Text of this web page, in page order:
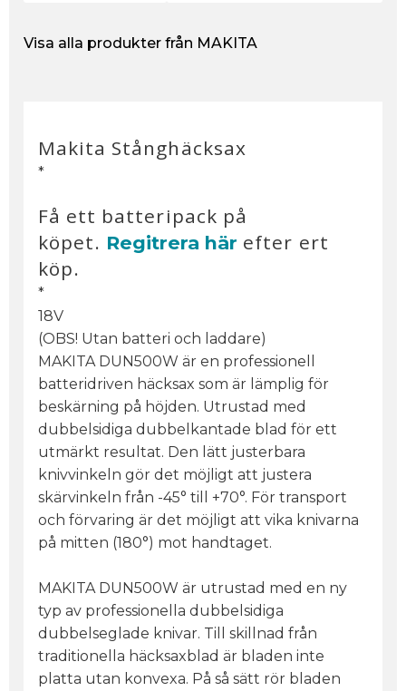
Visa alla produkter från MAKITA
Makita Stånghäcksax
*
Få ett batteripack på
köpet. Regitrera här efter ert
köp.
*
18V
(OBS! Utan batteri och laddare)
MAKITA DUN500W är en professionell
batteridriven häcksax som är lämplig för
beskärning på höjden. Utrustad med
dubbelsidiga dubbelkantade blad för ett
utmärkt resultat. Den lätt justerbara
knivvinkeln gör det möjligt att justera
skärvinkeln från -45° till +70°. För transport
och förvaring är det möjligt att vika knivarna
på mitten (180°) mot handtaget.
MAKITA DUN500W är utrustad med en ny
typ av professionella dubbelsidiga
dubbelseglade knivar. Till skillnad från
traditionella häcksaxblad är bladen inte
platta utan konvexa. På så sätt rör bladen